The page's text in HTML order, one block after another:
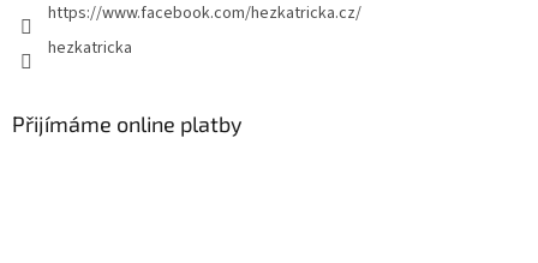
https://www.facebook.com/hezkatricka.cz/
hezkatricka
Přijímáme online platby